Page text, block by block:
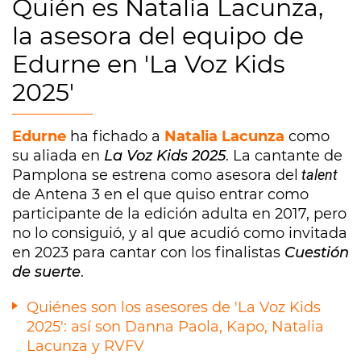
Quién es Natalia Lacunza,
la asesora del equipo de
Edurne en 'La Voz Kids
2025'
Edurne ha fichado a Natalia Lacunza como
su aliada en La Voz Kids 2025. La cantante de
Pamplona se estrena como asesora del talent
de Antena 3 en el que quiso entrar como
participante de la edición adulta en 2017, pero
no lo consiguió, y al que acudió como invitada
en 2023 para cantar con los finalistas Cuestión
de suerte.
Quiénes son los asesores de 'La Voz Kids
2025': así son Danna Paola, Kapo, Natalia
Lacunza y RVFV